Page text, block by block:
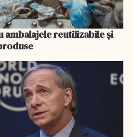
ambalajele reutilizabile și